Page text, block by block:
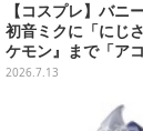
【コスプレ】バニ
初音ミクに「にじ
ケモン』まで「ア
集った美麗レイヤ
2026.7.13